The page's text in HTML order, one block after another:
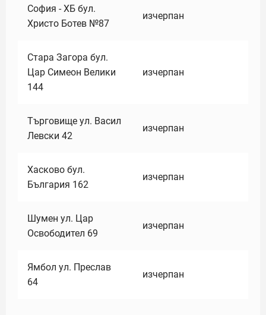
София - ХБ бул.
Христо Ботев №87
изчерпан
Стара Загора бул.
Цар Симеон Велики
144
изчерпан
Търговище ул. Васил
Левски 42
изчерпан
Хасково бул.
България 162
изчерпан
Шумен ул. Цар
Освободител 69
изчерпан
Ямбол ул. Преслав
64
изчерпан